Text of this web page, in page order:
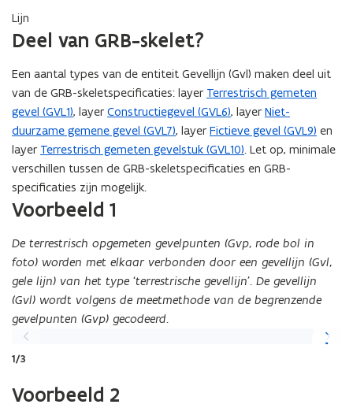
e
t
a
n
d
o
p
i
n
n
i
Lijn
Deel van GRB-skelet?
Een aantal types van de entiteit Gevellijn (Gvl) maken deel uit
van de GRB-skeletspecificaties: layer Terrestrisch gemeten
gevel (GVL1), layer Constructiegevel (GVL6), layer Niet-
duurzame gemene gevel (GVL7), layer Fictieve gevel (GVL9) en
layer Terrestrisch gemeten gevelstuk (GVL10). Let op, minimale
verschillen tussen de GRB-skeletspecificaties en GRB-
specificaties zijn mogelijk.
Voorbeeld 1
De terrestrisch opgemeten gevelpunten (Gvp, rode bol in
foto) worden met elkaar verbonden door een gevellijn (Gvl,
gele lijn) van het type ‘terrestrische gevellijn’. De gevellijn
(Gvl) wordt volgens de meetmethode van de begrenzende
gevelpunten (Gvp) gecodeerd.
Vorige
slide
slide
1/3
Voorbeeld 2